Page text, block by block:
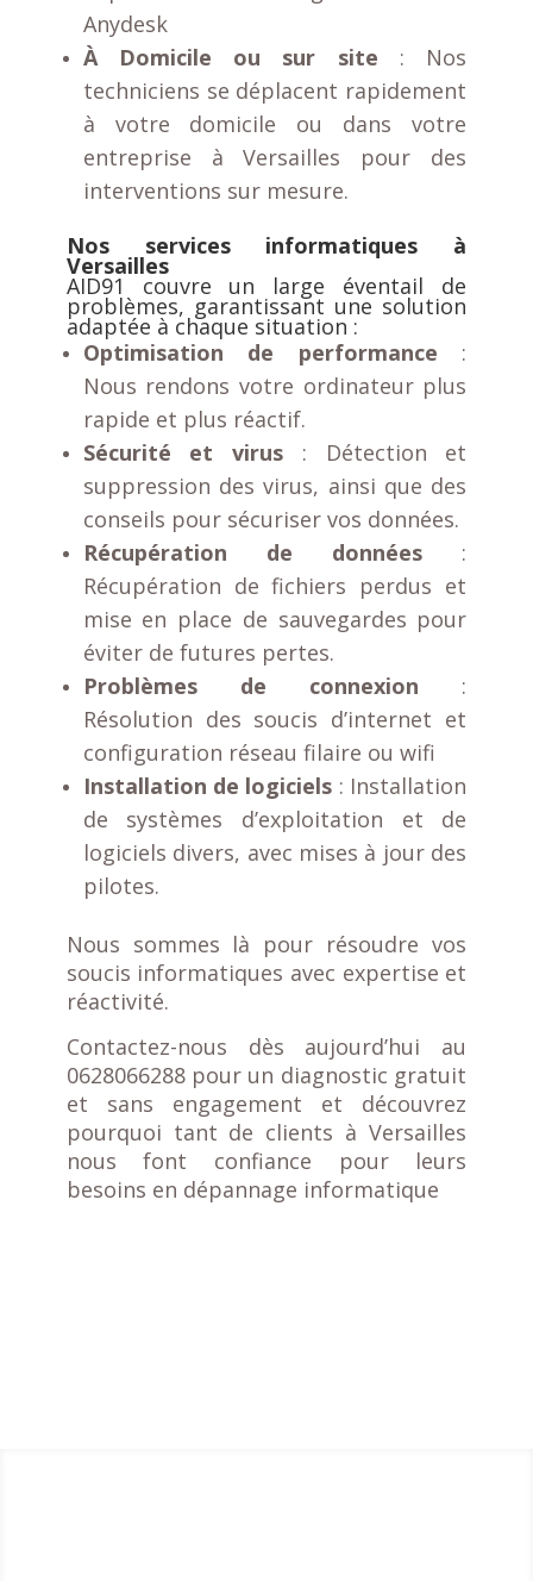
Anydesk
À Domicile ou sur site : Nos
techniciens se déplacent rapidement
à votre domicile ou dans votre
entreprise à Versailles pour des
interventions sur mesure.
Nos services informatiques à
Versailles
AID91 couvre un large éventail de
problèmes, garantissant une solution
adaptée à chaque situation :
Optimisation de performance :
Nous rendons votre ordinateur plus
rapide et plus réactif.
Sécurité et virus : Détection et
suppression des virus, ainsi que des
conseils pour sécuriser vos données.
Récupération de données :
Récupération de fichiers perdus et
mise en place de sauvegardes pour
éviter de futures pertes.
Problèmes de connexion :
Résolution des soucis d’internet et
configuration réseau filaire ou wifi
Installation de logiciels : Installation
de systèmes d’exploitation et de
logiciels divers, avec mises à jour des
pilotes.
Nous sommes là pour résoudre vos
soucis informatiques avec expertise et
réactivité.
Contactez-nous dès aujourd’hui au
0628066288 pour un diagnostic gratuit
et sans engagement et découvrez
pourquoi tant de clients à Versailles
nous font confiance pour leurs
besoins en dépannage informatique